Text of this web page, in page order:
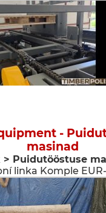
-
masinad
> Puidutööstuse
linka Komple